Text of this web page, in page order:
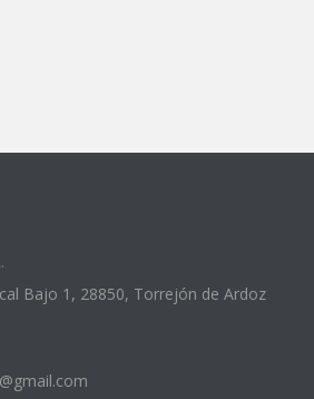
Bajo 1, 28850, Torrejón de Ardoz